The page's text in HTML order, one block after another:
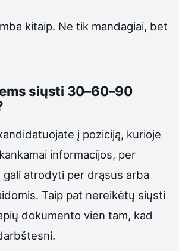
kitaip. Ne tik mandagiai, bet
siųsti 30–60–90
į poziciją, kurioje
informacijos, per
gali atrodyti per drąsus arba
Taip pat nereikėtų siųsti
dokumento vien tam, kad